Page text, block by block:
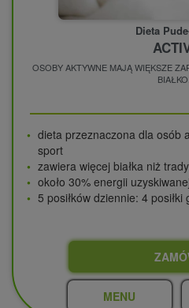
Dieta
OSOBY AKTYWNE MAJĄ WIĘKSZE
dieta przeznaczona dla osób
sport
zawiera więcej białka niż
około 30% energii
5 posiłków dziennie: 4 posiłki
MENU